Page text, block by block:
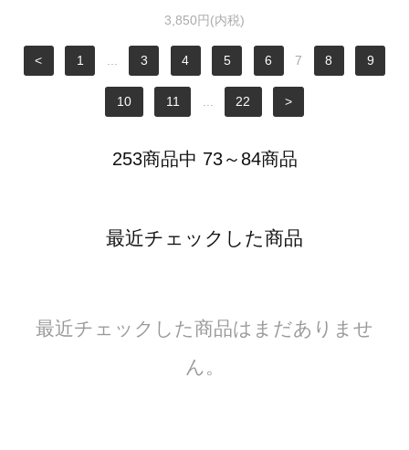
3,850円(内税)
< 1 3 4 5 6 7 8 9
10 11 22 >
253商品中 73～84商品
最近チェックした商品
最近チェックした商品はまだありませ
ん。